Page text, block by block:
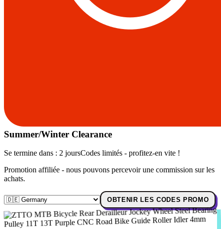
Summer/Winter Clearance
Se termine dans : 2 joursCodes limités - profitez-en vite !
Promotion affiliée - nous pouvons percevoir une commission sur les
achats.
OBTENIR LES CODES PROMO